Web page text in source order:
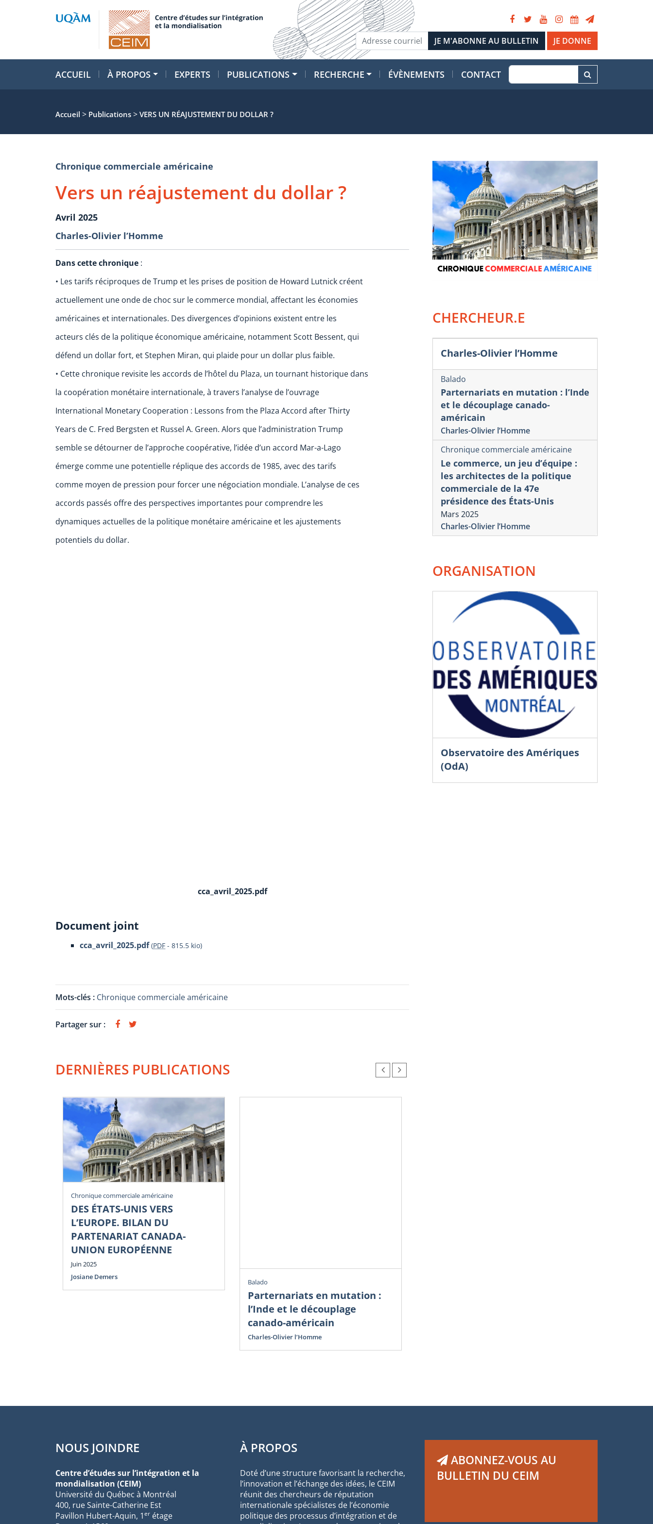
JE DONNE
ACCUEIL À PROPOS EXPERTS PUBLICATIONS RECHERCHE ÉVÈNEMENTS CONTACT
Accueil > Publications > VERS UN RÉAJUSTEMENT DU DOLLAR ?
Chronique commerciale américaine
Vers un réajustement du dollar ?
Avril 2025
Charles-Olivier l’Homme
Dans cette chronique :
• Les tarifs réciproques de Trump et les prises de position de Howard Lutnick créent
actuellement une onde de choc sur le commerce mondial, affectant les économies
américaines et internationales. Des divergences d’opinions existent entre les
acteurs clés de la politique économique américaine, notamment Scott Bessent, qui
défend un dollar fort, et Stephen Miran, qui plaide pour un dollar plus faible.
• Cette chronique revisite les accords de l’hôtel du Plaza, un tournant historique dans
la coopération monétaire internationale, à travers l’analyse de l’ouvrage
International Monetary Cooperation : Lessons from the Plaza Accord after Thirty
Years de C. Fred Bergsten et Russel A. Green. Alors que l’administration Trump
semble se détourner de l’approche coopérative, l’idée d’un accord Mar-a-Lago
émerge comme une potentielle réplique des accords de 1985, avec des tarifs
comme moyen de pression pour forcer une négociation mondiale. L’analyse de ces
accords passés offre des perspectives importantes pour comprendre les
dynamiques actuelles de la politique monétaire américaine et les ajustements
potentiels du dollar.
cca_avril_2025.pdf
Document joint
cca_avril_2025.pdf (PDF - 815.5 kio)
Mots-clés : Chronique commerciale américaine
Partager sur :
DERNIÈRES PUBLICATIONS
Chronique commerciale américaine
DES ÉTATS-UNIS VERS
L’EUROPE. BILAN DU
PARTENARIAT CANADA-
UNION EUROPÉENNE
Juin 2025
Josiane Demers
Balado
Parternariats en mutation :
l’Inde et le découplage
canado-américain
Charles-Olivier l’Homme
CHERCHEUR.E
Charles-Olivier l’Homme
Balado
Parternariats en mutation : l’Inde
et le découplage canado-
américain
Charles-Olivier l’Homme
Chronique commerciale américaine
Le commerce, un jeu d’équipe :
les architectes de la politique
commerciale de la 47e
présidence des États-Unis
Mars 2025
Charles-Olivier l’Homme
ORGANISATION
Observatoire des Amériques
(OdA)
NOUS JOINDRE
Centre d’études sur l’intégration et la
mondialisation (CEIM)
Université du Québec à Montréal
400, rue Sainte-Catherine Est
Pavillon Hubert-Aquin, 1er étage
À PROPOS
Doté d’une structure favorisant la recherche,
l’innovation et l’échange des idées, le CEIM
réunit des chercheurs de réputation
internationale spécialistes de l’économie
politique des processus d’intégration et de
ABONNEZ-VOUS AU
BULLETIN DU CEIM